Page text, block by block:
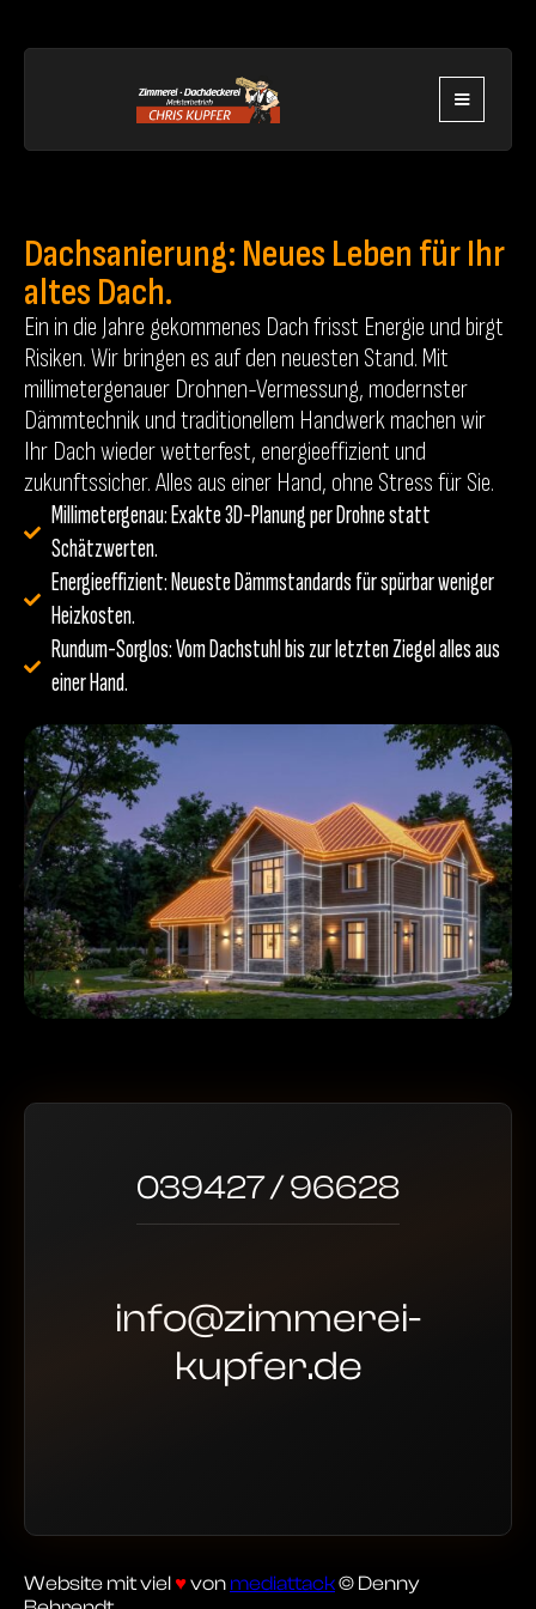
Dachsanierung: Neues Leben für Ihr
altes Dach.
Ein in die Jahre gekommenes Dach frisst Energie und birgt
Risiken. Wir bringen es auf den neuesten Stand. Mit
millimetergenauer Drohnen-Vermessung, modernster
Dämmtechnik und traditionellem Handwerk machen wir
Ihr Dach wieder wetterfest, energieeffizient und
zukunftssicher. Alles aus einer Hand, ohne Stress für Sie.
Millimetergenau: Exakte 3D-Planung per Drohne statt
Schätzwerten.
Energieeffizient: Neueste Dämmstandards für spürbar weniger
Heizkosten.
Rundum-Sorglos: Vom Dachstuhl bis zur letzten Ziegel alles aus
einer Hand.
039427 / 96628
info@zimmerei-
kupfer.de
Website mit viel ♥von mediattack© Denny